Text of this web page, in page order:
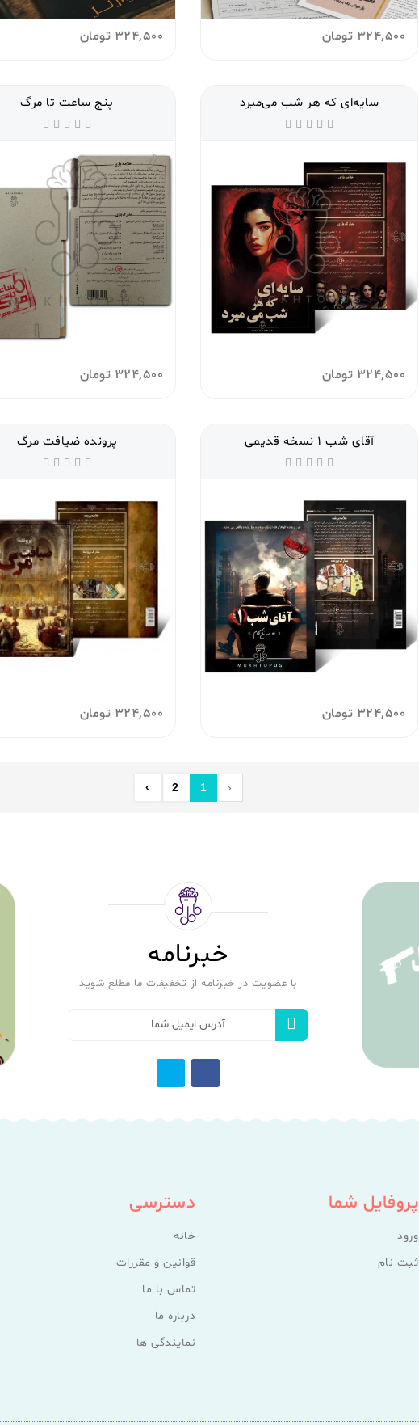
324,500 تومان 324,500 تومان
سایه‌ای که هر شب می‌میرد
324,500 تومان
پنج ساعت تا مرگ
324,500 تومان
آقای شب 1 نسخه قدیمی
324,500 تومان
پرونده ضیافت مرگ
324,500 تومان
‹
1
2
›
خبرنامه
با عضویت در خبرنامه از تخفیفات ما مطلع شوید
پروفایل شما
ورود
ثبت نام
دسترسی
خانه
قوانین و مقررات
تماس با ما
درباره ما
نمایندگی ها